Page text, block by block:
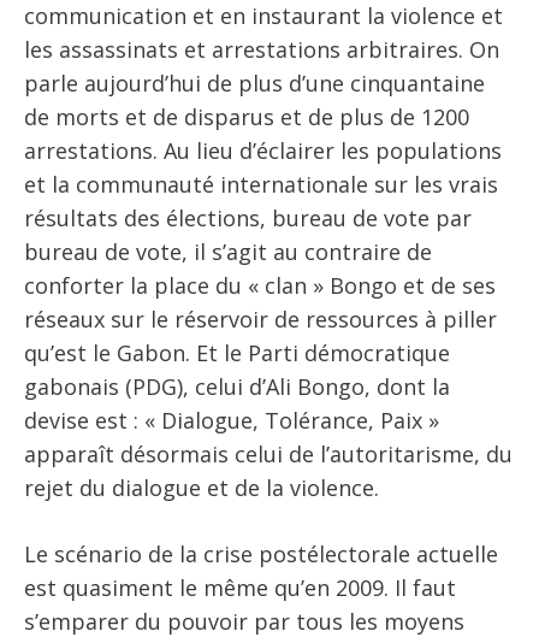
communication et en instaurant la violence et
les assassinats et arrestations arbitraires. On
parle aujourd’hui de plus d’une cinquantaine
de morts et de disparus et de plus de 1200
arrestations. Au lieu d’éclairer les populations
et la communauté internationale sur les vrais
résultats des élections, bureau de vote par
bureau de vote, il s’agit au contraire de
conforter la place du « clan » Bongo et de ses
réseaux sur le réservoir de ressources à piller
qu’est le Gabon. Et le Parti démocratique
gabonais (PDG), celui d’Ali Bongo, dont la
devise est : « Dialogue, Tolérance, Paix »
apparaît désormais celui de l’autoritarisme, du
rejet du dialogue et de la violence.
Le scénario de la crise postélectorale actuelle
est quasiment le même qu’en 2009. Il faut
s’emparer du pouvoir par tous les moyens